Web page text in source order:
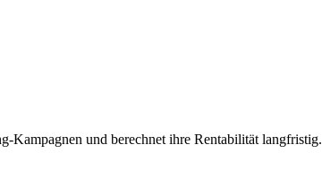
Kampagnen und berechnet ihre Rentabilität langfristig.